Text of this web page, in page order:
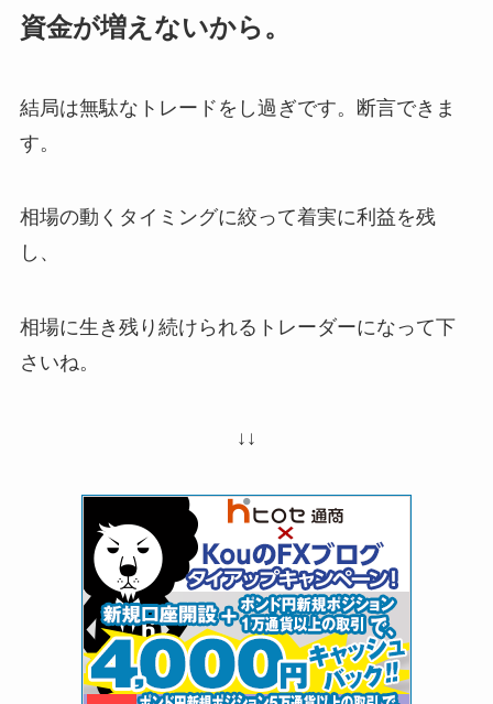
資金が増えないから。
結局は無駄なトレードをし過ぎです。断言できま
す。
相場の動くタイミングに絞って着実に利益を残
し、
相場に生き残り続けられるトレーダーになって下
さいね。
↓↓